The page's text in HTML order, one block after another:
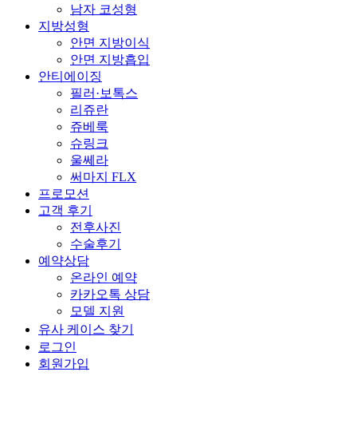
남자 코성형
지방성형
안면 지방이식
안면 지방흡입
안티에이징
필러·보톡스
리쥬란
쥬베룩
슈링크
울쎄라
써마지 FLX
프로모션
고객 후기
전후사진
수술후기
예약상담
온라인 예약
카카오톡 상담
모델 지원
유사 케이스 찾기
로그인
회원가입